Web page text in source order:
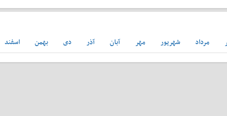
مرداد شهريور مهر آبان آذر دی بهمن اسفند